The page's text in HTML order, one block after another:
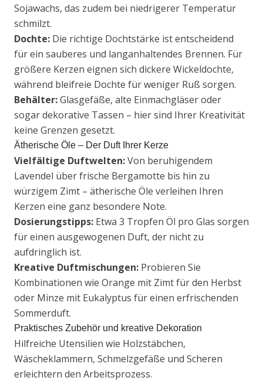
Sojawachs, das zudem bei niedrigerer Temperatur
schmilzt.
Dochte: Die richtige Dochtstärke ist entscheidend
für ein sauberes und langanhaltendes Brennen. Für
größere Kerzen eignen sich dickere Wickeldochte,
während bleifreie Dochte für weniger Ruß sorgen.
Behälter:Glasgefäße, alte Einmachgläser oder
sogar dekorative Tassen – hier sind Ihrer Kreativität
keine Grenzen gesetzt.
Ätherische Öle – Der Duft Ihrer Kerze
Vielfältige Duftwelten:Von beruhigendem
Lavendel über frische Bergamotte bis hin zu
würzigem Zimt – ätherische Öle verleihen Ihren
Kerzen eine ganz besondere Note.
Dosierungstipps: Etwa 3 Tropfen Öl pro Glas sorgen
für einen ausgewogenen Duft, der nicht zu
aufdringlich ist.
Kreative Duftmischungen: Probieren Sie
Kombinationen wie Orange mit Zimt für den Herbst
oder Minze mit Eukalyptus für einen erfrischenden
Sommerduft.
Praktisches Zubehör und kreative Dekoration
Hilfreiche Utensilien wie Holzstäbchen,
Wäscheklammern, Schmelzgefäße und Scheren
erleichtern den Arbeitsprozess.